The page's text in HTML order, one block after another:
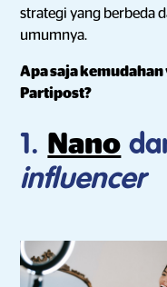
strategi yang berbeda
umumnya.
Apa saja
Partipost?
1. Nano
influencer